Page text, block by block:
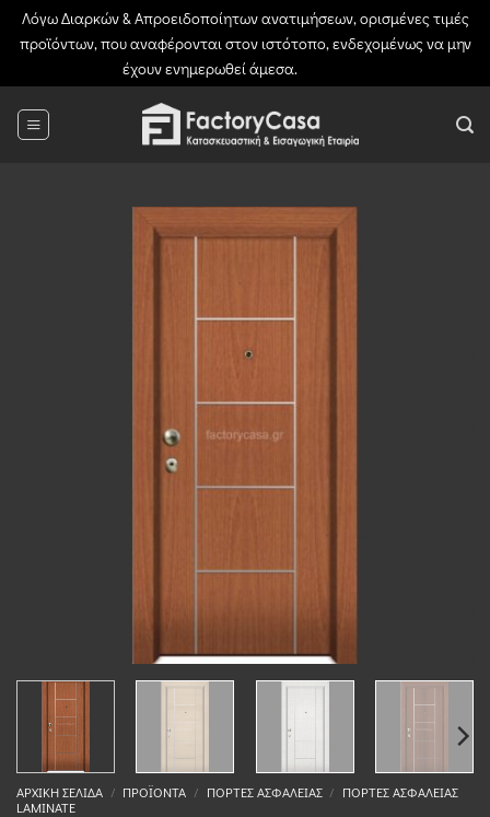
Λόγω Διαρκών & Απροειδοποίητων ανατιμήσεων, ορισμένες τιμές
προϊόντων, που αναφέρονται στον ιστότοπο, ενδεχομένως να μην
έχουν ενημερωθεί άμεσα.
ΑΡΧΙΚΉ ΣΕΛΊΔΑ / ΠΡΟΪΌΝΤΑ / ΠΌΡΤΕΣ ΑΣΦΑΛΕΊΑΣ / ΠΌΡΤΕΣ ΑΣΦΑΛΕΊΑΣ
LAMINATE